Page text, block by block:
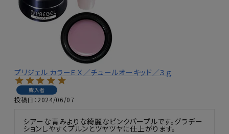
プリジェル カラーＥＸ／チュールオーキッド／３ｇ
購入者
投稿日 2024/06/07
シアーな青みよりな綺麗なピンクパープルです。グラデー
ションしやすくプルンとツヤツヤに仕上がります。